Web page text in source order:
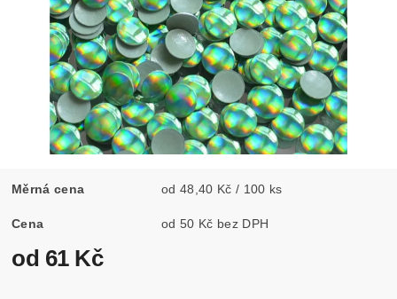
Měrná cena od 48,40 Kč / 100 ks
Cena od 50 Kč bez DPH
od 61 Kč